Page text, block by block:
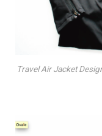
Travel Air Jacket